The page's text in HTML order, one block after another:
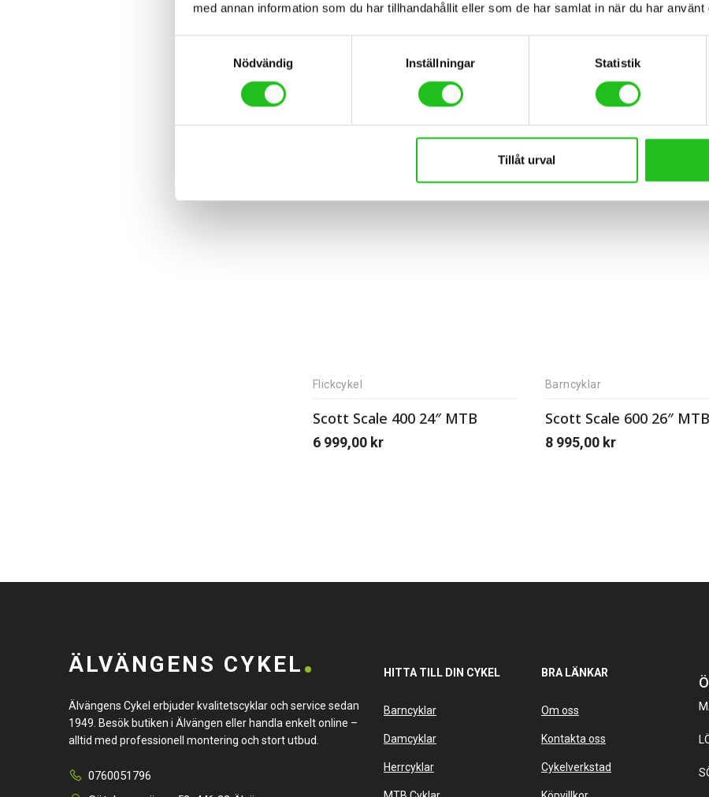
med annan information som du har tillhandahållit eller som de har samlat in när du har använt
Nödvändig
Inställningar Statistik
Tillåt urval
Flickcykel
Scott Scale 400 24″ MTB
6 999,00 kr
Barncyklar
Scott Scale 600 26″ MTB
8 995,00 kr
ÄLVÄNGENS CYKEL
Älvängens Cykel erbjuder kvalitetscyklar och service sedan
1949. Besök butiken i Älvängen eller handla enkelt online –
alltid med professionell montering och stort utbud.
0760051796
HITTA TILL DIN CYKEL
Barncyklar
Damcyklar
Herrcyklar
BRA LÄNKAR
Om oss
Kontakta oss
Cykelverkstad